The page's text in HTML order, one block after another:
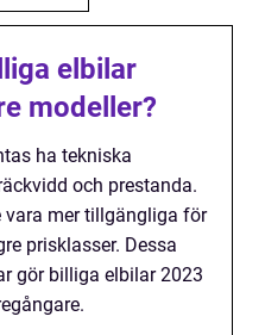
elbilar
modeller?
ha tekniska
och prestanda.
vara mer tillgängliga för
prisklasser. Dessa
gör billiga elbilar 2023